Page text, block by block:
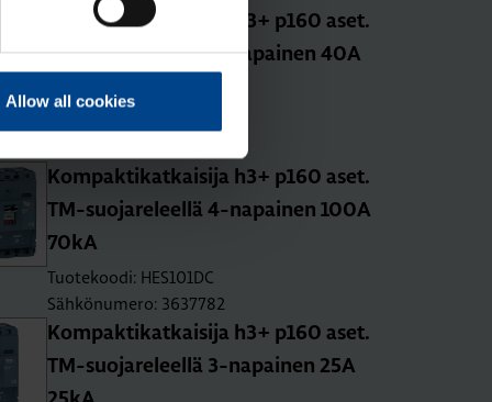
Allow all cookies
Kom­pak­ti­kat­kai­si­ja h3+ p160 aset.
TM-suo­ja­re­leel­lä 4-na­pai­nen 40A
Kom­pak­ti­kat­kai­si­ja h3+ p160 aset.
TM-suo­ja­re­leel­lä 4-na­pai­nen 100A
70kA
Tuotekoodi: HES101DC
Sähkönumero: 3637782
Kom­pak­ti­kat­kai­si­ja h3+ p160 aset.
TM-suo­ja­re­leel­lä 3-na­pai­nen 25A